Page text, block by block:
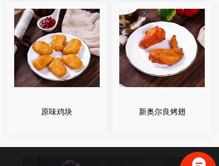
原味鸡块 新奥尔良烤翅